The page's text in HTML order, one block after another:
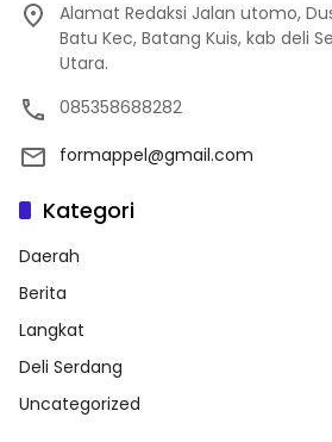
Alamat Redaksi Jalan utomo,
Batu Kec, Batang Kuis, kab deli
Utara.
085358688282
formappel@gmail.com
Kategori
Daerah
Berita
Langkat
Deli Serdang
Uncategorized